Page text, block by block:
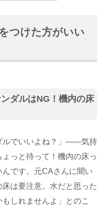
つけた方がいい
ダルはNG！機内の床
ルでいいよね？」――気持
っと待って！機内の床っ
です。元CAさんに聞い
は要注意。水だと思った
しれませんよ」とのこ